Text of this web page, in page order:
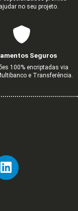
no seu projeto.
Seguros
100% encriptadas via
e Transferência.